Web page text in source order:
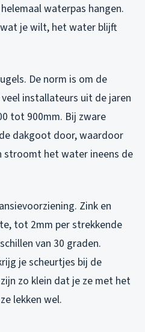
waterpas hangen.
wat je wilt, het water blijft
De norm is om de
installateurs uit de jaren
tot 900mm. Bij zware
dakgoot door, waardoor
stroomt het water ineens de
Zink en
tot 2mm per strekkende
van 30 graden.
je scheurtjes bij de
zo klein dat je ze met het
lekken wel.